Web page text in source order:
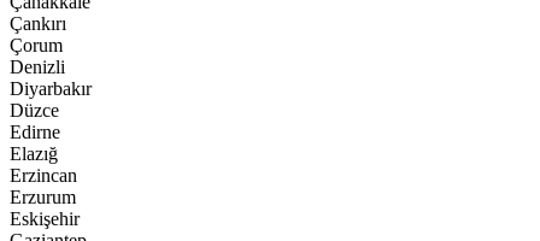
Çankırı
Çorum
Denizli
Diyarbakır
Düzce
Edirne
Elazığ
Erzincan
Erzurum
Eskişehir